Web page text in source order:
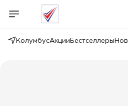
КолумбусАкцииБестселлеры